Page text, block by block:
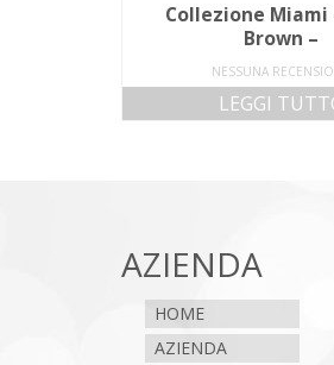
Collezione Miami
Brown –
NESSUNA
LEGGI
AZIENDA
HOME
AZIENDA